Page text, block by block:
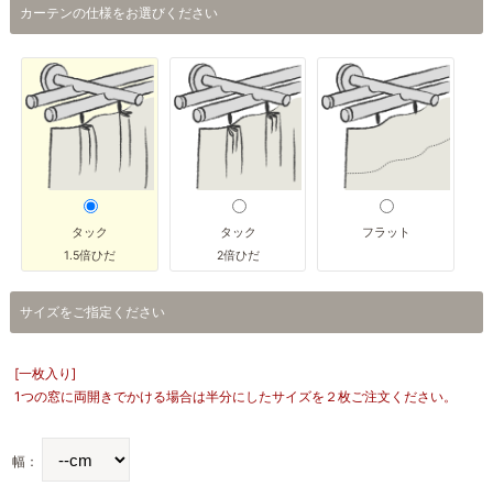
カーテンの仕様をお選びください
タック
1.5倍ひだ
タック
2倍ひだ
フラット
サイズをご指定ください
[一枚入り]
1つの窓に両開きでかける場合は半分にしたサイズを２枚ご注文ください。
幅：